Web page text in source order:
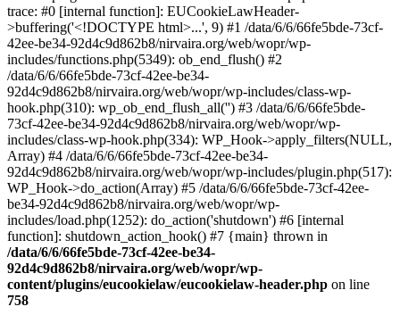
trace: #0 [internal function]: EUCookieLawHeader-
>buffering('<!DOCTYPE html>...', 9) #1 /data/6/6/66fe5bde-73cf-
42ee-be34-92d4c9d862b8/nirvaira.org/web/wopr/wp-
includes/functions.php(5349): ob_end_flush() #2
/data/6/6/66fe5bde-73cf-42ee-be34-
92d4c9d862b8/nirvaira.org/web/wopr/wp-includes/class-wp-
hook.php(310): wp_ob_end_flush_all('') #3 /data/6/6/66fe5bde-
73cf-42ee-be34-92d4c9d862b8/nirvaira.org/web/wopr/wp-
includes/class-wp-hook.php(334): WP_Hook->apply_filters(NULL,
Array) #4 /data/6/6/66fe5bde-73cf-42ee-be34-
92d4c9d862b8/nirvaira.org/web/wopr/wp-includes/plugin.php(517):
WP_Hook->do_action(Array) #5 /data/6/6/66fe5bde-73cf-42ee-
be34-92d4c9d862b8/nirvaira.org/web/wopr/wp-
includes/load.php(1252): do_action('shutdown') #6 [internal
function]: shutdown_action_hook() #7 {main} thrown in
/data/6/6/66fe5bde-73cf-42ee-be34-
92d4c9d862b8/nirvaira.org/web/wopr/wp-
content/plugins/eucookielaw/eucookielaw-header.php on line
758